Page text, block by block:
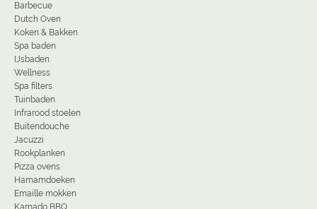
Barbecue
Dutch Oven
Koken & Bakken
Spa baden
IJsbaden
Wellness
Spa filters
Tuinbaden
Infrarood stoelen
Buitendouche
Jacuzzi
Rookplanken
Pizza ovens
Hamamdoeken
Emaille mokken